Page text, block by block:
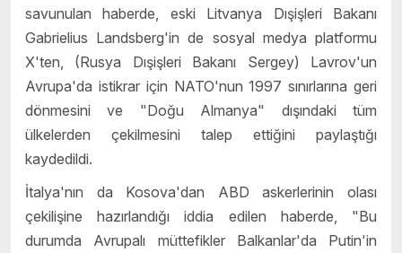
savunulan haberde, eski Litvanya Dışişleri Bakanı
Gabrielius Landsberg'in de sosyal medya platformu
X'ten, (Rusya Dışişleri Bakanı Sergey) Lavrov'un
Avrupa'da istikrar için NATO'nun 1997 sınırlarına geri
dönmesini ve "Doğu Almanya" dışındaki tüm
ülkelerden çekilmesini talep ettiğini paylaştığı
kaydedildi.
İtalya'nın da Kosova'dan ABD askerlerinin olası
çekilişine hazırlandığı iddia edilen haberde, "Bu
durumda Avrupalı müttefikler Balkanlar'da Putin'in